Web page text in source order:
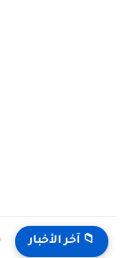
📁 آخر الأخبار